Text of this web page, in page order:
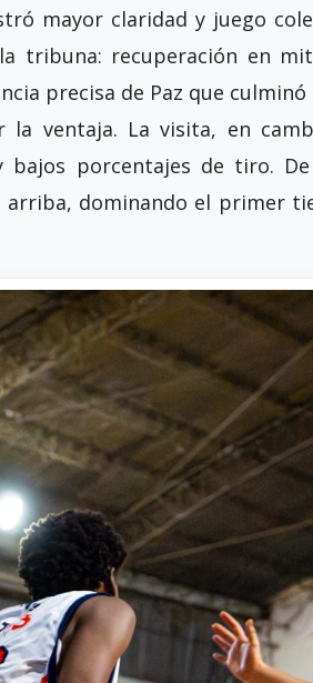
mayor claridad y juego
tribuna: recuperación en
precisa de Paz que
ventaja. La visita, en
bajos porcentajes de tiro.
arriba, dominando el primer